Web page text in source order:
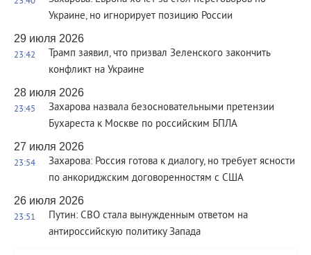
Украине, но игнорирует позицию России
29 июля 2026
23:42
Трамп заявил, что призвал Зеленского закончить
конфликт на Украине
28 июля 2026
23:45
Захарова назвала безосновательными претензии
Бухареста к Москве по российским БПЛА
27 июля 2026
23:54
Захарова: Россия готова к диалогу, но требует ясности
по анкориджским договоренностям с США
26 июля 2026
23:51
Путин: СВО стала вынужденным ответом на
антироссийскую политику Запада